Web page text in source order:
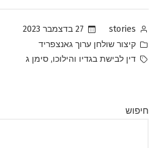
Posted
by
stories
27 בדצמבר 2023
Posted
in
קיצור שולחן ערוך גאנצפריד
Tags:
דין לבישת בגדיו והילוכו, סימן ג
חיפוש